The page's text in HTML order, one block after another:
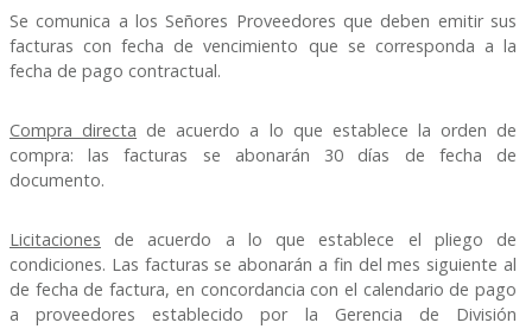
Se comunica a los Señores Proveedores que deben emitir sus
facturas con fecha de vencimiento que se corresponda a la
fecha de pago contractual.
Compra directa de acuerdo a lo que establece la orden de
compra: las facturas se abonarán 30 días de fecha de
documento.
Licitaciones de acuerdo a lo que establece el pliego de
condiciones. Las facturas se abonarán a fin del mes siguiente al
de fecha de factura, en concordancia con el calendario de pago
a proveedores establecido por la Gerencia de División